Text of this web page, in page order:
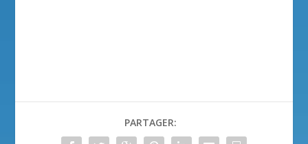
PARTAGER: